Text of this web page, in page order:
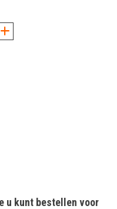
u kunt bestellen voor